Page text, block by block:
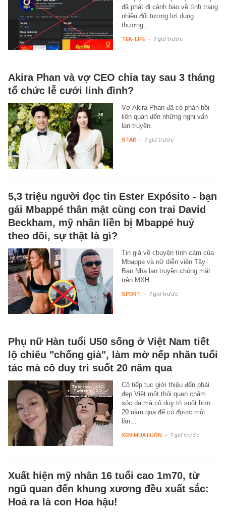
đã phát đi cảnh báo về tình trạng
nhiều đối tượng lợi dụng
thương…
TEK-LIFE - 7 giờ trước
Akira Phan và vợ CEO chia tay sau 3 tháng
tổ chức lễ cưới linh đình?
Vợ Akira Phan đã có phản hồi
liên quan đến những nghi vấn
lan truyền.
STAR - 7 giờ trước
5,3 triệu người đọc tin Ester Expósito - bạn
gái Mbappé thân mật cùng con trai David
Beckham, mỹ nhân liền bị Mbappé huỷ
theo dõi, sự thật là gì?
Tin giả về chuyện tình cảm của
Mbappe và nữ diễn viên Tây
Ban Nha lan truyền chóng mặt
trên MXH.
SPORT - 7 giờ trước
Phụ nữ Hàn tuổi U50 sống ở Việt Nam tiết
lộ chiêu "chống già", làm mờ nếp nhăn tuổi
tác mà cô duy trì suốt 20 năm qua
Cô tiếp tục giới thiệu đến phái
đẹp Việt một thói quen chăm
sóc da mà cô duy trì suốt hơn
20 năm qua để có được một
làn…
XEM MUA LUÔN - 7 giờ trước
Xuất hiện mỹ nhân 16 tuổi cao 1m70, từ
ngũ quan đến khung xương đều xuất sắc:
Hoá ra là con Hoa hậu!